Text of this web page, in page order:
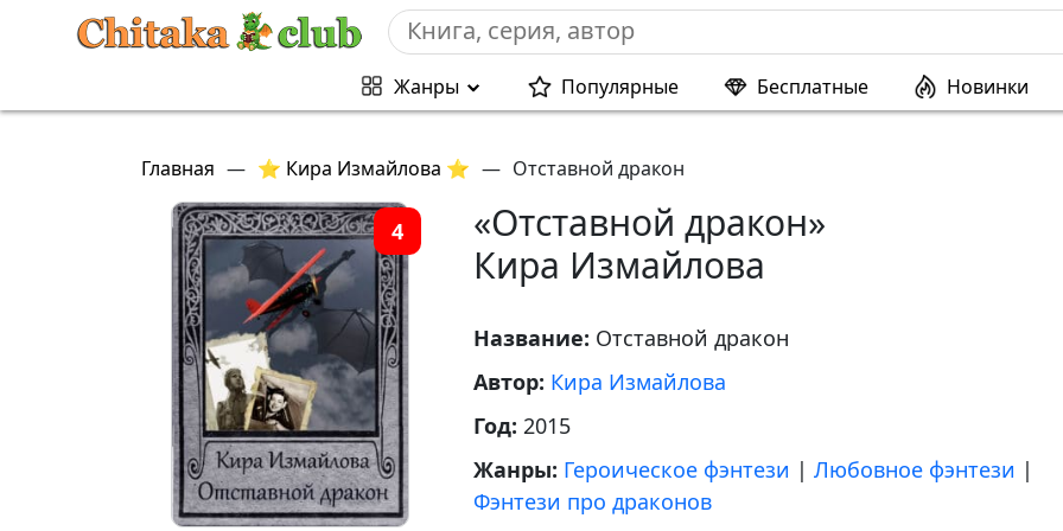
Жанры Популярные Бесплатные Новинки
Главная — ⭐ Кира Измайлова ⭐ — Отставной дракон
4
«Отставной дракон»
Кира Измайлова
Название: Отставной дракон
Автор: Кира Измайлова
Год: 2015
Жанры: Героическое фэнтези | Любовное фэнтези |
Фэнтези про драконов